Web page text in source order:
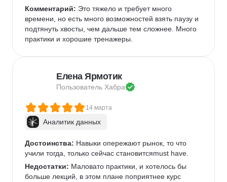
Комментарий: Это тяжело и требует много
времени, но есть много возможностей взять паузу и
подтянуть хвосты, чем дальше тем сложнее. Много
практики и хорошие тренажеры.
Елена Ярмотик
Пользователь Хабра
14 марта
Аналитик данных
Достоинства: Навыки опережают рынок, то что
учили тогда, только сейчас становитсяmust have.
Недостатки: Маловато практики, и хотелось бы
больше лекций, в этом плане поприятнее курс